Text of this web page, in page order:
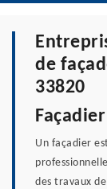
de
33820
Façadier
Un façadier
des travaux